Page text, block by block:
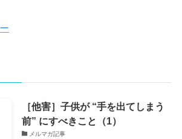
［他害］子供が “手を出てしまう
前” にすべきこと（1）
メルマガ記事